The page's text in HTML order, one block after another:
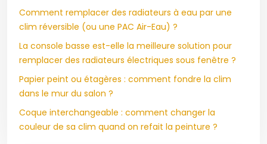
Comment remplacer des radiateurs à eau par une
clim réversible (ou une PAC Air-Eau) ?
La console basse est-elle la meilleure solution pour
remplacer des radiateurs électriques sous fenêtre ?
Papier peint ou étagères : comment fondre la clim
dans le mur du salon ?
Coque interchangeable : comment changer la
couleur de sa clim quand on refait la peinture ?